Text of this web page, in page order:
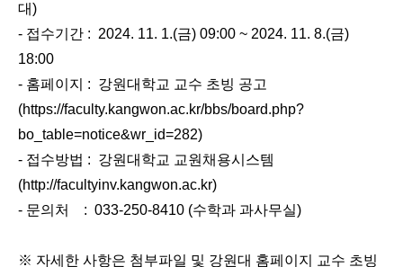
대)
- 접수기간 : 2024. 11. 1.(금) 09:00 ~ 2024. 11. 8.(금)
18:00
- 홈페이지 : 강원대학교 교수 초빙 공고
(https://faculty.kangwon.ac.kr/bbs/board.php?
bo_table=notice&wr_id=282)
- 접수방법 : 강원대학교 교원채용시스템
(http://facultyinv.kangwon.ac.kr)
- 문의처 : 033-250-8410 (수학과 과사무실)
※ 자세한 사항은 첨부파일 및 강원대 홈페이지 교수 초빙